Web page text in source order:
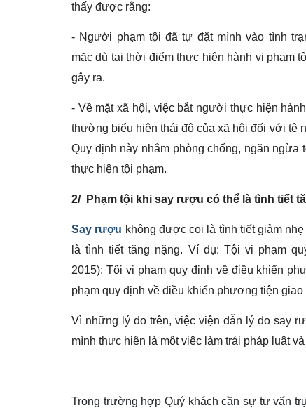
thấy được rằng:
- Người phạm tội đã tự đặt mình vào tình
mặc dù tại thời điểm thực hiện hành vi phạm
gây ra.
- Về mặt xã hội, việc bắt người thực hiện
thường biểu hiện thái độ của xã hội đối với tệ
Quy định này nhằm phòng chống, ngăn
thực hiện tội phạm.
2/ Phạm tội khi say rượu có thể là tình tiết
Say rượu không được coi là tình tiết giảm
là tình tiết tăng nặng. Ví dụ: Tội vi phạm
2015); Tội vi phạm quy định về điều khiển
phạm quy định về điều khiển phương tiện
Vì những lý do trên, việc viện dẫn lý do say
mình thực hiện là một việc làm trái pháp luật
Trong trường hợp Quý khách cần sự tư vấn